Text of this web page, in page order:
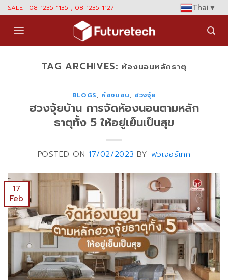
Skip
content
SALE : 08 1235 1135 , 08 1235 1127 Thai▼
TAG ARCHIVES: ห้องนอนหลักธาตุ
BLOGS, ห้องนอน, ฮวงจุ้ย
ฮวงจุ้ยบ้าน การจัดห้องนอนตามหลัก
ธาตุทั้ง 5 ให้อยู่เย็นเป็นสุข
POSTED ON 17/02/2023 BY ฟิวเจอร์เทค
17
Feb